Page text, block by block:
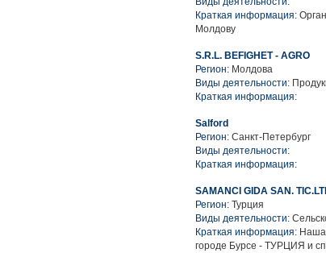
Краткая информация:
Молдову
S.R.L. BEFIGHET - AGRO
Регион: Молдова
Виды деятельности:
Краткая информация:
Salford
Регион: Санкт-Петербург
Виды деятельности:
Краткая информация:
SAMANCI GIDA SAN.
Регион: Турция
Виды деятельности:
Краткая информация: Наша
городе Бурсе - ТУРЦИЯ и